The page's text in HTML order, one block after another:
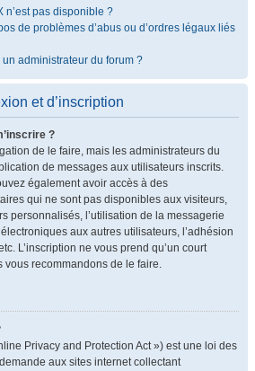
n’est pas disponible ?
de problèmes d’abus ou d’ordres légaux liés
administrateur du forum ?
et d’inscription
?
de le faire, mais les administrateurs du
de messages aux utilisateurs inscrits.
également avoir accès à des
qui ne sont pas disponibles aux visiteurs,
personnalisés, l’utilisation de la messagerie
aux autres utilisateurs, l’adhésion
L’inscription ne vous prend qu’un court
vous recommandons de le faire.
Privacy and Protection Act ») est une loi des
aux sites internet collectant